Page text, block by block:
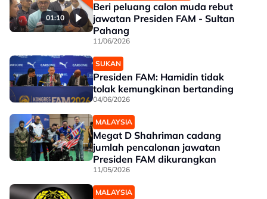
01:10
Beri peluang calon muda rebut
jawatan Presiden FAM - Sultan
Pahang
11/06/2026
SUKAN
Presiden FAM: Hamidin tidak
tolak kemungkinan bertanding
04/06/2026
MALAYSIA
Megat D Shahriman cadang
jumlah pencalonan jawatan
Presiden FAM dikurangkan
11/05/2026
MALAYSIA